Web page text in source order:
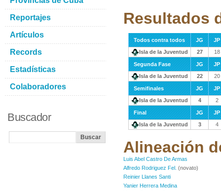
Resultados
Todos contra todos JG
JP
Isla de la Juventud
27 18
Segunda Fase JG
JP
Isla de la Juventud
22 20
Semifinales JG
JP
Isla de la Juventud
4 2
Final JG
JP
Isla de la Juventud
3 4
Alineación
Luis Abel Castro De Armas
Alfredo Rodriguez Fel. (novato)
Reinier Llanes Santi
Yanier Herrera Medina
Reportajes
Artículos
Records
Estadísticas
Colaboradores
Buscador